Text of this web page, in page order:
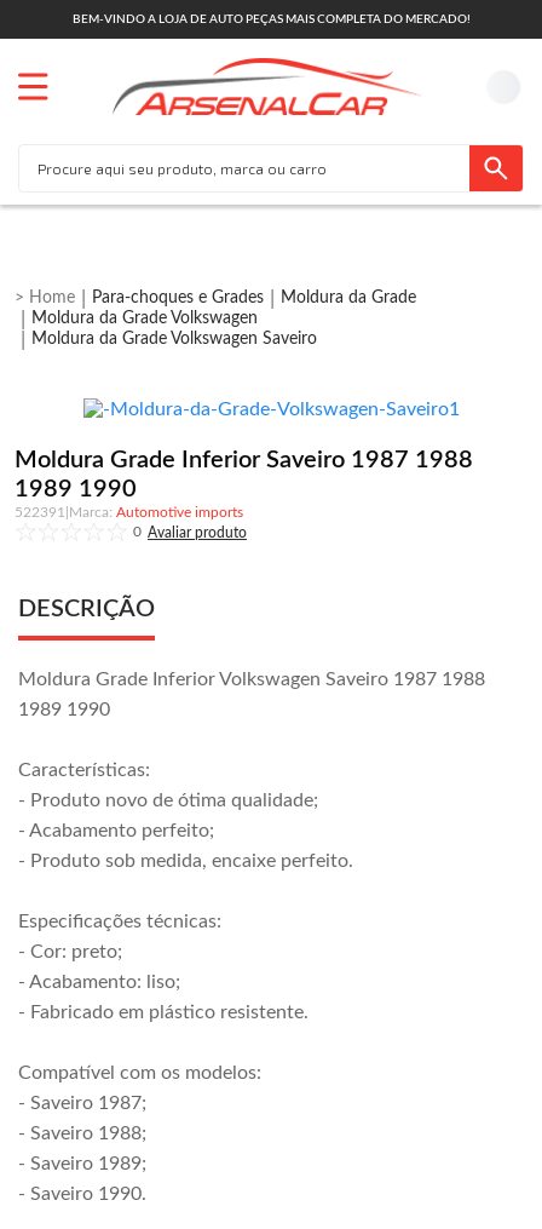
BEM-VINDO A LOJA DE AUTO PEÇAS MAIS COMPLETA DO MERCADO!
Para-choques e Grades
Moldura da Grade
Moldura da Grade Volkswagen
Moldura da Grade Volkswagen Saveiro
Moldura Grade Inferior Saveiro 1987 1988
1989 1990
522391
Automotive imports
0
DESCRIÇÃO
Moldura Grade Inferior Volkswagen Saveiro 1987 1988
1989 1990
Características:
- Produto novo de ótima qualidade;
- Acabamento perfeito;
- Produto sob medida, encaixe perfeito.
Especificações técnicas:
- Cor: preto;
- Acabamento: liso;
- Fabricado em plástico resistente.
Compatível com os modelos:
- Saveiro 1987;
- Saveiro 1988;
- Saveiro 1989;
- Saveiro 1990.